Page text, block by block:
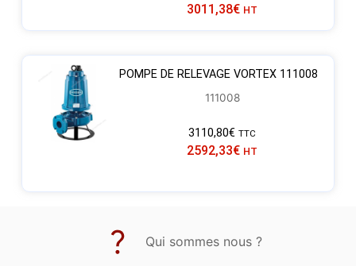
3011,38€ HT
POMPE DE RELEVAGE VORTEX 111008
111008
3110,80€ TTC
2592,33€ HT
Qui sommes nous ?